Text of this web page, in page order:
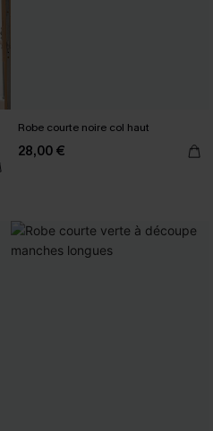
Robe courte noire col haut
28,00 €